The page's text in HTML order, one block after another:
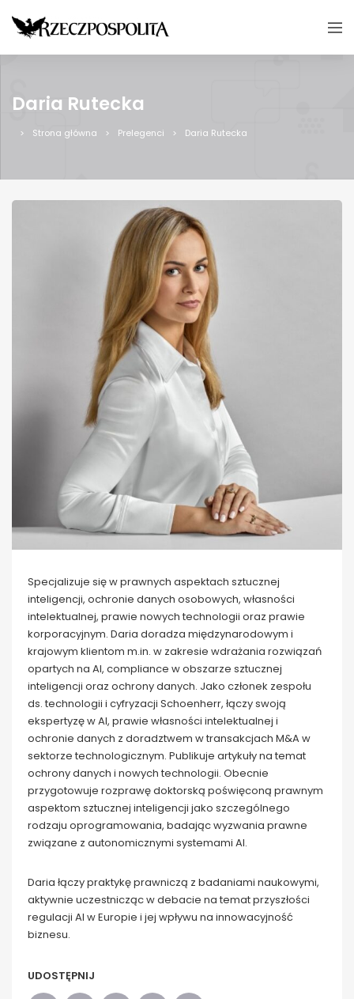
Daria Rutecka
Strona główna Prelegenci Daria Rutecka
Specjalizuje się w prawnych aspektach sztucznej
inteligencji, ochronie danych osobowych, własności
intelektualnej, prawie nowych technologii oraz prawie
korporacyjnym. Daria doradza międzynarodowym i
krajowym klientom m.in. w zakresie wdrażania rozwiązań
opartych na AI, compliance w obszarze sztucznej
inteligencji oraz ochrony danych. Jako członek zespołu
ds. technologii i cyfryzacji Schoenherr, łączy swoją
ekspertyzę w AI, prawie własności intelektualnej i
ochronie danych z doradztwem w transakcjach M&A w
sektorze technologicznym. Publikuje artykuły na temat
ochrony danych i nowych technologii. Obecnie
przygotowuje rozprawę doktorską poświęconą prawnym
aspektom sztucznej inteligencji jako szczególnego
rodzaju oprogramowania, badając wyzwania prawne
związane z autonomicznymi systemami AI.
Daria łączy praktykę prawniczą z badaniami naukowymi,
aktywnie uczestnicząc w debacie na temat przyszłości
regulacji AI w Europie i jej wpływu na innowacyjność
biznesu.
UDOSTĘPNIJ